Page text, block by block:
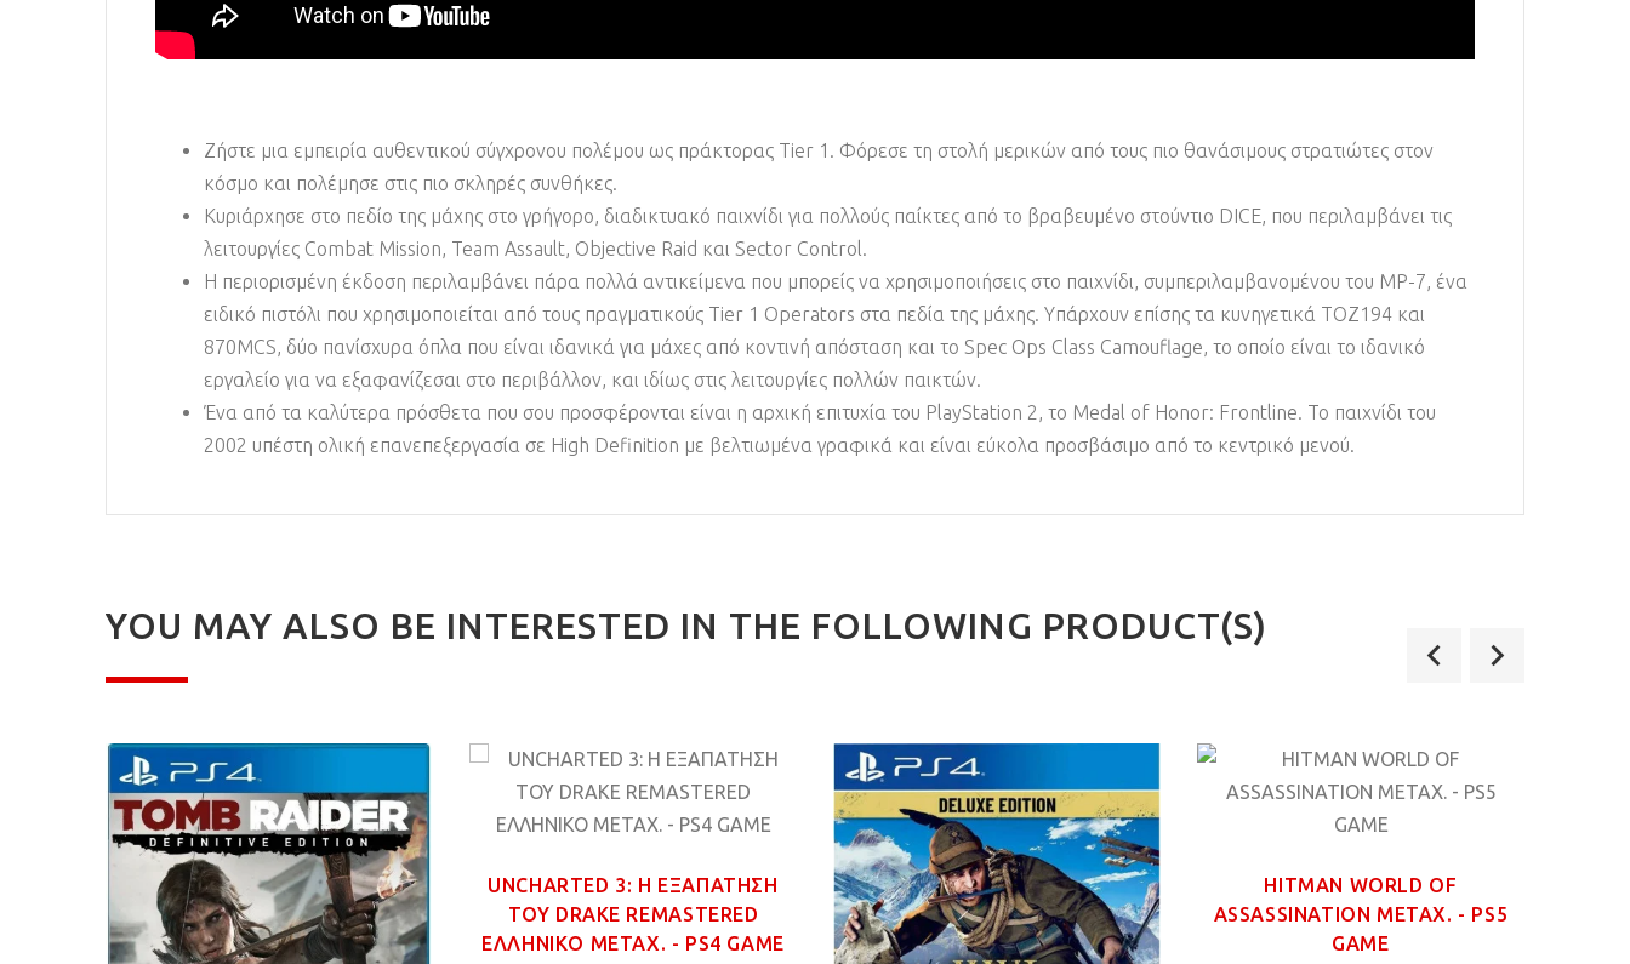
Ζήστε μια εμπειρία αυθεντικού σύγχρονου πολέμου ως πράκτορας Tier 1. Φόρεσε τη στολή μερικών από τους πιο θανάσιμους στρατιώτες στον
κόσμο και πολέμησε στις πιο σκληρές συνθήκες.
Κυριάρχησε στο πεδίο της μάχης στο γρήγορο, διαδικτυακό παιχνίδι για πολλούς παίκτες από το βραβευμένο στούντιο DICE, που περιλαμβάνει τις
λειτουργίες Combat Mission, Team Assault, Objective Raid και Sector Control.
Η περιορισμένη έκδοση περιλαμβάνει πάρα πολλά αντικείμενα που μπορείς να χρησιμοποιήσεις στο παιχνίδι, συμπεριλαμβανομένου του MP-7, ένα
ειδικό πιστόλι που χρησιμοποιείται από τους πραγματικούς Tier 1 Operators στα πεδία της μάχης. Υπάρχουν επίσης τα κυνηγετικά TOZ194 και
870MCS, δύο πανίσχυρα όπλα που είναι ιδανικά για μάχες από κοντινή απόσταση και το Spec Ops Class Camouflage, το οποίο είναι το ιδανικό
εργαλείο για να εξαφανίζεσαι στο περιβάλλον, και ιδίως στις λειτουργίες πολλών παικτών.
Ένα από τα καλύτερα πρόσθετα που σου προσφέρονται είναι η αρχική επιτυχία του PlayStation 2, το Medal of Honor: Frontline. Το παιχνίδι του
2002 υπέστη ολική επανεπεξεργασία σε High Definition με βελτιωμένα γραφικά και είναι εύκολα προσβάσιμο από το κεντρικό μενού.
YOU MAY ALSO BE INTERESTED IN THE FOLLOWING PRODUCT(S)
UNCHARTED 3: Η ΕΞΑΠΑΤΗΣΗ
ΤΟΥ DRAKE REMASTERED
ΕΛΛΗΝΙΚΟ ΜΕΤΑΧ. - PS4 GAME
HITMAN WORLD OF
ASSASSINATION ΜΕΤΑΧ. - PS5
GAME